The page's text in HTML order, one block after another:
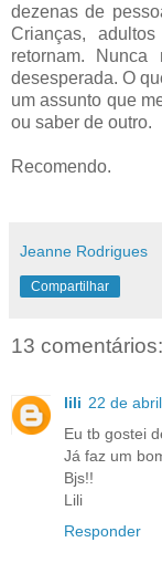
dezenas de
Crianças,
retornam.
desesperada. O
um assunto que
ou saber de outro.
Recomendo.
Jeanne Rodrigues
Compartilhar
13 comentários:
lili 22 de
Eu tb gostei
Já faz um
Bjs!!
Lili
Responder